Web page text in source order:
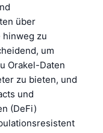
über
zu
um
Orakel-Daten
zu bieten, und
und
(DeFi)